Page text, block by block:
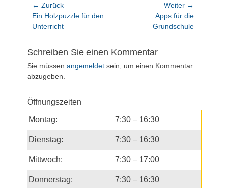
Beitragsnavigation
← Zurück
Vorheriger
Beitrag:
Ein Holzpuzzle für den
Unterricht
Weiter →
Apps für die
Grundschule
Schreiben Sie einen Kommentar
Sie müssen angemeldet sein, um einen Kommentar
abzugeben.
Öffnungszeiten
Montag: 7:30 – 16:30
Dienstag: 7:30 – 16:30
Mittwoch: 7:30 – 17:00
Donnerstag: 7:30 – 16:30